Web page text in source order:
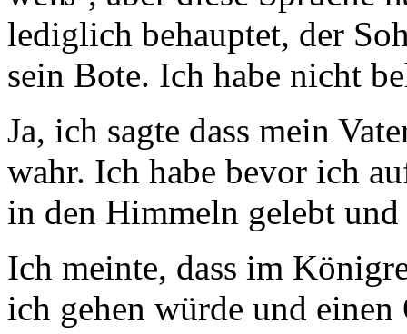
lediglich behauptet, der
sein Bote. Ich habe nicht
Ja, ich sagte dass mein
wahr. Ich habe bevor ich
in den Himmeln gelebt und
Ich meinte, dass im
ich gehen würde und